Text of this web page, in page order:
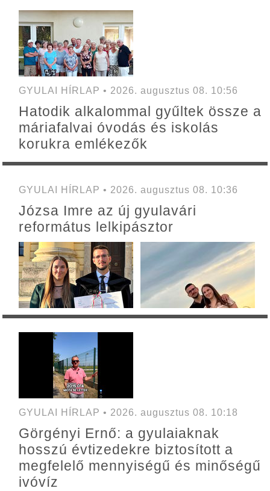
GYULAI HÍRLAP • 2026. augusztus 08. 10:56
Hatodik alkalommal gyűltek össze a
máriafalvai óvodás és iskolás
korukra emlékezők
GYULAI HÍRLAP • 2026. augusztus 08. 10:36
Józsa Imre az új gyulavári
református lelkipásztor
GYULAI HÍRLAP • 2026. augusztus 08. 10:18
Görgényi Ernő: a gyulaiaknak
hosszú évtizedekre biztosított a
megfelelő mennyiségű és minőségű
ivóvíz